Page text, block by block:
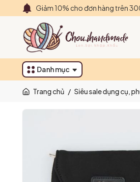
Giảm 10% cho đơn hàng trên
Danh mục
Trang chủ / Siêu sale dụng cụ,